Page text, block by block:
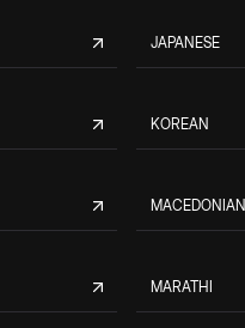
JAPANESE
KOREAN
MACEDONIAN
MARATHI